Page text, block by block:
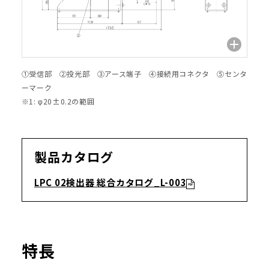
①受信部 ②投光部 ③アース端子 ④接続用コネクタ ⑤センタ
ーマーク
※1: φ20±0.2の範囲
製品カタログ
LPC 02検出器 総合カタログ_L-003
特長